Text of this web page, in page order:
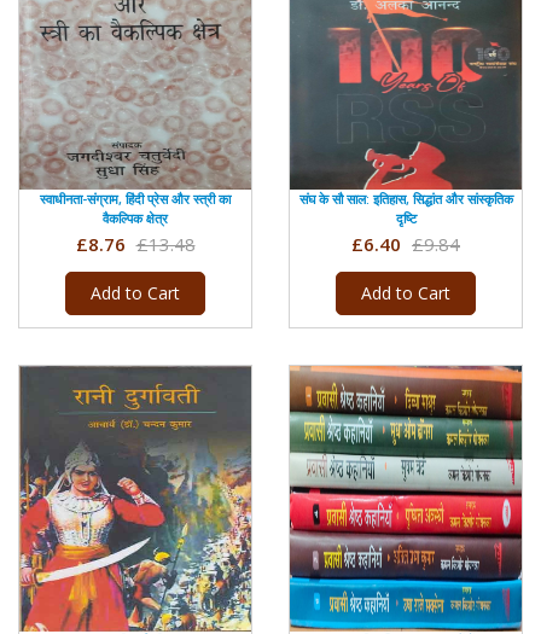
स्वाधीनता-संग्राम, हिंदी प्रेस और स्त्री का
वैकल्पिक क्षेत्र
£8.76 £13.48
Add to Cart
संघ के सौ साल: इतिहास, सिद्धांत और सांस्कृतिक
दृष्टि
£6.40 £9.84
Add to Cart